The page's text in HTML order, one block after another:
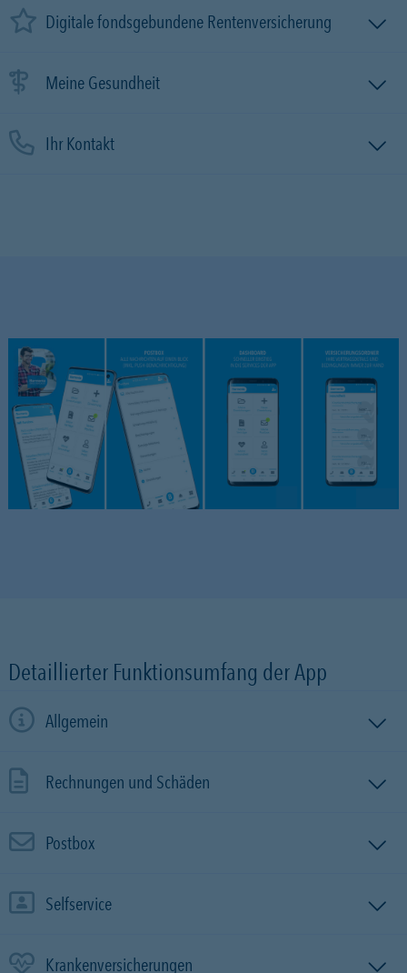
Digitale fondsgebundene Rentenversicherung
Meine Gesundheit
Ihr Kontakt
Detaillierter Funktionsumfang der App
Allgemein
Rechnungen und Schäden
Postbox
Selfservice
Krankenversicherungen